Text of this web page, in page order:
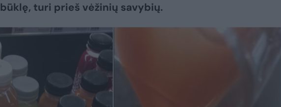
būklę, turi prieš vėžinių savybių.